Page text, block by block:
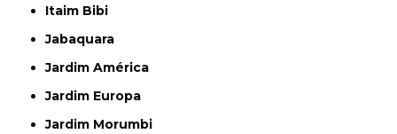
Itaim Bibi
Jabaquara
Jardim América
Jardim Europa
Jardim Morumbi